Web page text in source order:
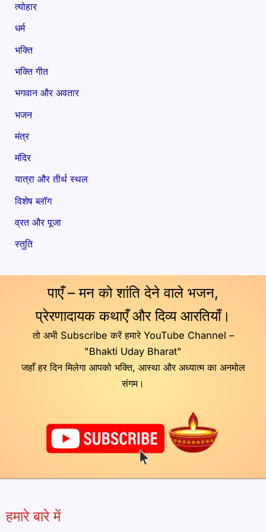
त्योहार
धर्म
भक्ति
भक्ति गीत
भगवान और अवतार
भजन
मंत्र
मंदिर
यात्रा और तीर्थ स्थल
विशेष ब्लॉग
व्रत और पूजा
स्तुति
पाएँ – मन को शांति देने वाले भजन,
प्रेरणादायक कथाएँ और दिव्य आरतियाँ।
तो अभी Subscribe करें हमारे YouTube Channel –
"Bhakti Uday Bharat"
जहाँ हर दिन मिलेगा आपको भक्ति, आस्था और अध्यात्म का अनमोल
संगम।
हमारे बारे में